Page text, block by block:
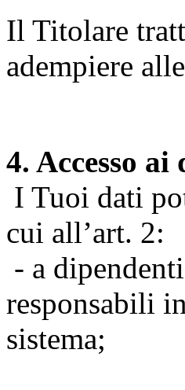
Il Titolare
adempiere
4. Accesso ai
I Tuoi dati
cui all’art. 2:
- a
responsabili
sistema;